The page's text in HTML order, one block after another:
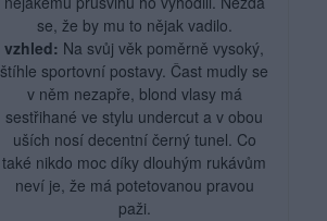
se, že by mu to nějak vadilo.
vzhled: Na svůj věk poměrně vysoký,
štíhle sportovní postavy. Čast mudly se
v něm nezapře, blond vlasy má
sestřihané ve stylu undercut a v obou
uších nosí decentní černý tunel. Co
také nikdo moc díky dlouhým rukávům
neví je, že má potetovanou pravou
paži.